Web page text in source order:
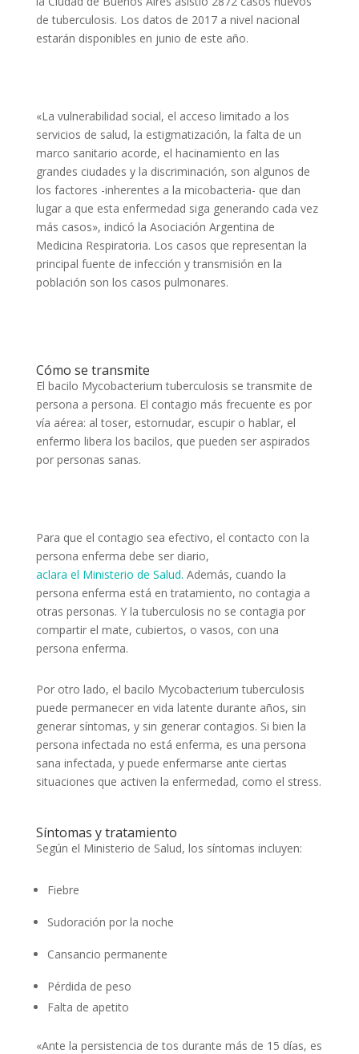
de tuberculosis. Los datos de 2017 a nivel nacional
estarán disponibles en junio de este año.
«La vulnerabilidad social, el acceso limitado a los
servicios de salud, la estigmatización, la falta de un
marco sanitario acorde, el hacinamiento en las
grandes ciudades y la discriminación, son algunos de
los factores -inherentes a la micobacteria- que dan
lugar a que esta enfermedad siga generando cada vez
más casos», indicó la Asociación Argentina de
Medicina Respiratoria. Los casos que representan la
principal fuente de infección y transmisión en la
población son los casos pulmonares.
Cómo se transmite
El bacilo Mycobacterium tuberculosis se transmite de
persona a persona. El contagio más frecuente es por
vía aérea: al toser, estornudar, escupir o hablar, el
enfermo libera los bacilos, que pueden ser aspirados
por personas sanas.
Para que el contagio sea efectivo, el contacto con la
persona enferma debe ser diario,
aclara el Ministerio de Salud. Además, cuando la
persona enferma está en tratamiento, no contagia a
otras personas. Y la tuberculosis no se contagia por
compartir el mate, cubiertos, o vasos, con una
persona enferma.
Por otro lado, el bacilo Mycobacterium tuberculosis
puede permanecer en vida latente durante años, sin
generar síntomas, y sin generar contagios. Si bien la
persona infectada no está enferma, es una persona
sana infectada, y puede enfermarse ante ciertas
situaciones que activen la enfermedad, como el stress.
Síntomas y tratamiento
Según el Ministerio de Salud, los síntomas incluyen:
Fiebre
Sudoración por la noche
Cansancio permanente
Pérdida de peso
Falta de apetito
«Ante la persistencia de tos durante más de 15 días, es